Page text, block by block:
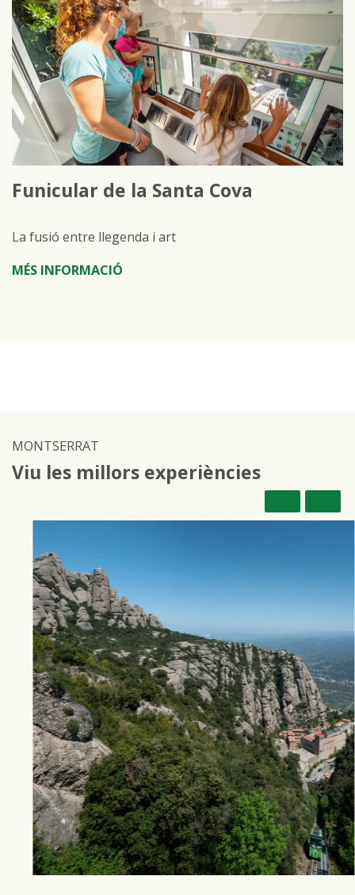
Funicular de la Santa Cova
La fusió entre llegenda i art
MÉS INFORMACIÓ
MONTSERRAT
Viu les millors experiències